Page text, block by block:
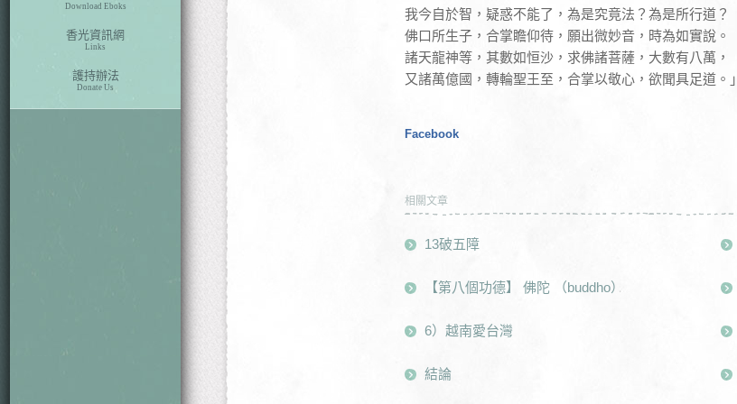
Download Eboks
香光資訊網
Links
護持辦法
Donate Us
我今自於智，疑惑不能了，為是究竟法？為是所行道？
佛口所生子，合掌瞻仰待，願出微妙音，時為如實說。
諸天龍神等，其數如恒沙，求佛諸菩薩，大數有八萬，
又諸萬億國，轉輪聖王至，合掌以敬心，欲聞具足道。」
Facebook
相關文章
13破五障
【第八個功德】 佛陀 （buddho）
6）越南愛台灣
結論